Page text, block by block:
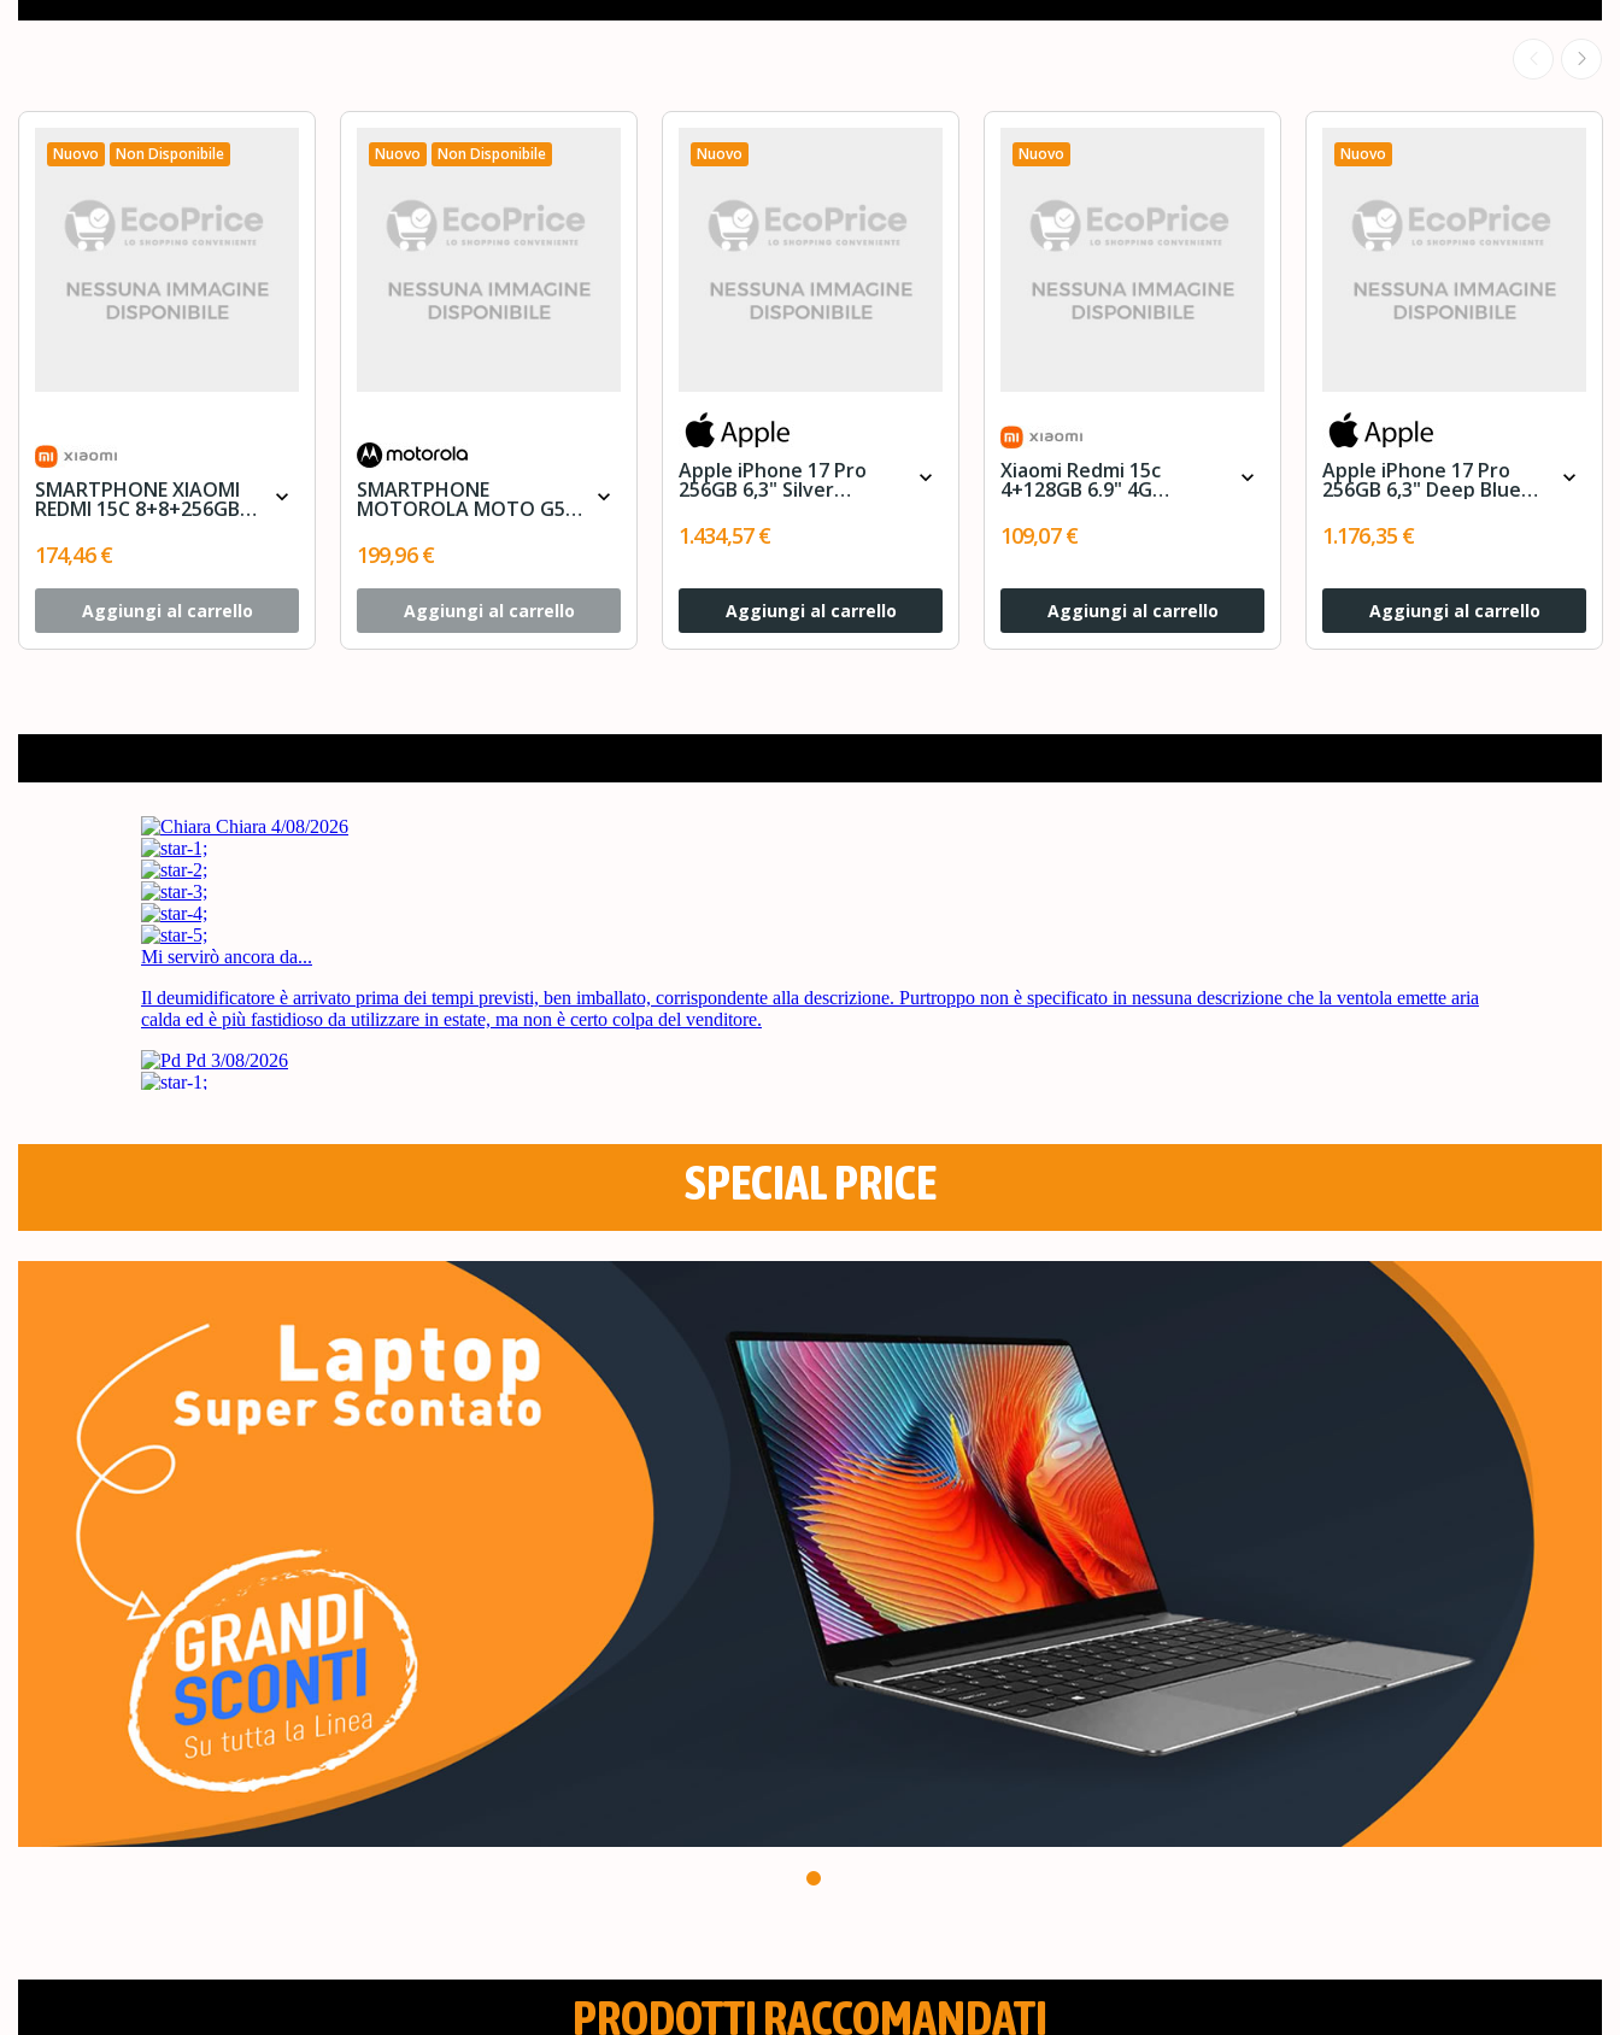
Nuovo Non Disponibile
SMARTPHONE XIAOMI
REDMI 15C 8+8+256GB expand_more
174,46 €
Aggiungi al carrello
Nuovo Non Disponibile
SMARTPHONE
MOTOROLA MOTO G57
BLU
expand_more
199,96 €
Aggiungi al carrello
Nuovo
Apple iPhone 17 Pro
256GB 6,3" Silver expand_more
1.434,57 €
Aggiungi al carrello
Nuovo
Xiaomi Redmi 15c
4+128GB 6.9" 4G expand_more
109,07 €
Aggiungi al carrello
Nuovo
Apple iPhone 17 Pro
256GB 6,3" Deep Blue expand_more
1.176,35 €
Aggiungi al carrello
SPECIAL PRICE
PRODOTTI RACCOMANDATI